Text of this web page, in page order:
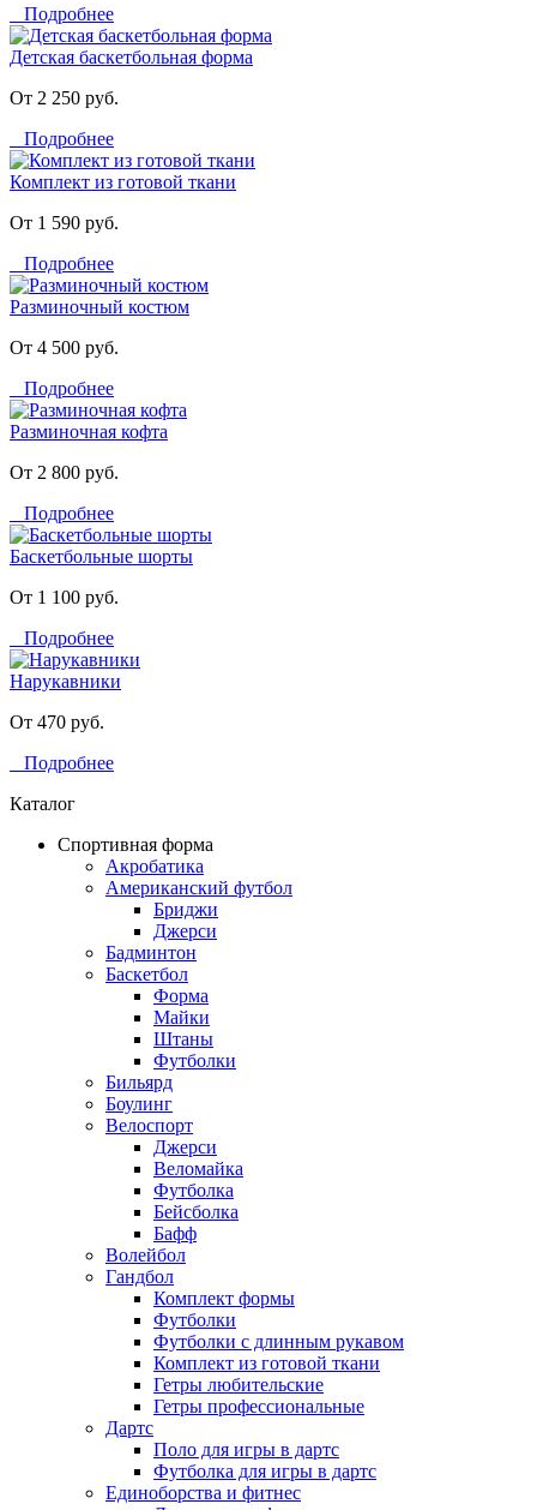
Подробнее
Детская баскетбольная форма
От 2 250 руб.
Подробнее
Комплект из готовой ткани
От 1 590 руб.
Подробнее
Разминочный костюм
От 4 500 руб.
Подробнее
Разминочная кофта
От 2 800 руб.
Подробнее
Баскетбольные шорты
От 1 100 руб.
Подробнее
Нарукавники
От 470 руб.
Подробнее
Каталог
Спортивная форма
Акробатика
Американский футбол
Бриджи
Джерси
Бадминтон
Баскетбол
Форма
Майки
Штаны
Футболки
Бильярд
Боулинг
Велоспорт
Джерси
Веломайка
Футболка
Бейсболка
Бафф
Волейбол
Гандбол
Комплект формы
Футболки
Футболки с длинным рукавом
Комплект из готовой ткани
Гетры любительские
Гетры профессиональные
Дартс
Поло для игры в дартс
Футболка для игры в дартс
Единоборства и фитнес